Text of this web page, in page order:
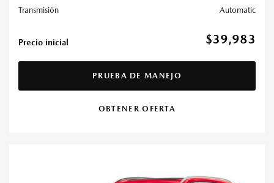
Transmisión
Automatic
Precio inicial $39,983
PRUEBA DE MANEJO
OBTENER OFERTA